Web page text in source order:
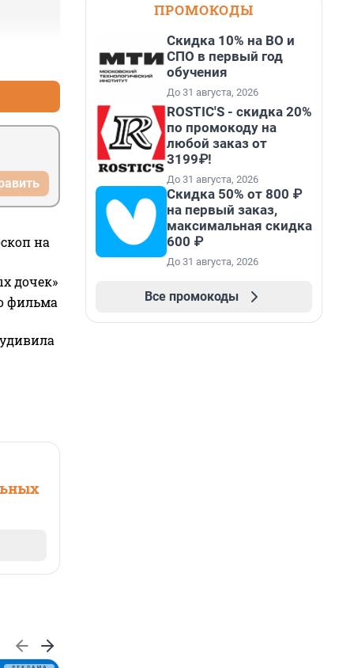
на
дочек»
фильма
ПРОМОКОДЫ
Скидка 10% на ВО и
СПО в первый год
обучения
До 31 августа, 2026
ROSTIC'S - скидка 20%
по промокоду на
любой заказ от
3199₽!
До 31 августа, 2026
Скидка 50% от 800 ₽
на первый заказ,
максимальная скидка
600 ₽
До 31 августа, 2026
Все промокоды